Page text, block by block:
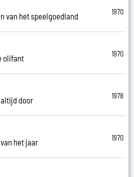
van het speelgoedland
1970
olifant
1970
altijd door
1978
het jaar
1970